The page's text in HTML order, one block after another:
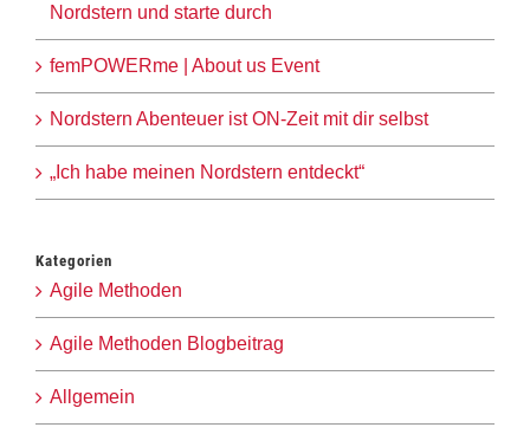
Nordstern und starte durch
femPOWERme | About us Event
Nordstern Abenteuer ist ON-Zeit mit dir selbst
„Ich habe meinen Nordstern entdeckt“
Kategorien
Agile Methoden
Agile Methoden Blogbeitrag
Allgemein